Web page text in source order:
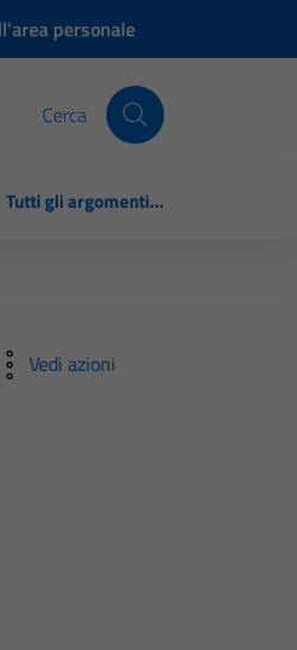
personale
Cerca
Tutti gli argomenti...
Vedi azioni